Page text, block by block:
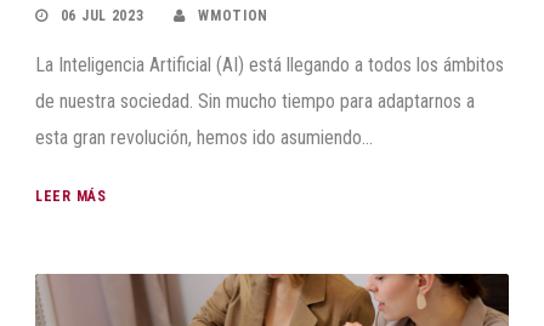
06 JUL 2023 WMOTION
La Inteligencia Artificial (AI) está llegando a todos los ámbitos
de nuestra sociedad. Sin mucho tiempo para adaptarnos a
esta gran revolución, hemos ido asumiendo...
LEER MÁS